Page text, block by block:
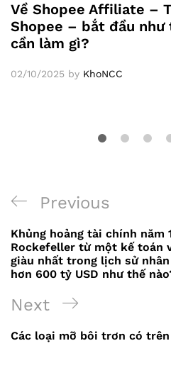
Về Shopee Affiliate –
Shopee – bắt đầu
cần làm gì?
02/10/2025 by KhoNCC
hướng
bài
viết
Previous
Post
Previous
Khủng hoảng tài chính năm
Rockefeller từ một kế toán
giàu nhất trong lịch sử
hơn 600 tỷ USD như thế
Next
Post
Next
Các loại mỡ bôi trơn có